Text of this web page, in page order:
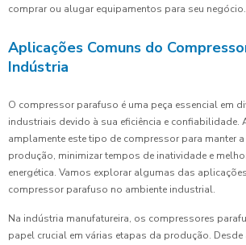
comprar ou alugar equipamentos para seu negócio.
Aplicações Comuns do
Indústria
O compressor parafuso é uma peça essencial em
industriais devido à sua eficiência e confiabilidade.
amplamente este tipo de compressor para manter
produção, minimizar tempos de inatividade e
energética. Vamos explorar algumas das
compressor parafuso no ambiente industrial.
Na indústria manufatureira, os compressores
papel crucial em várias etapas da produção.